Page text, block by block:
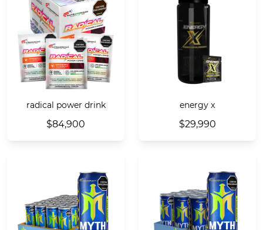
radical power drink
$84,900
energy x
$29,990